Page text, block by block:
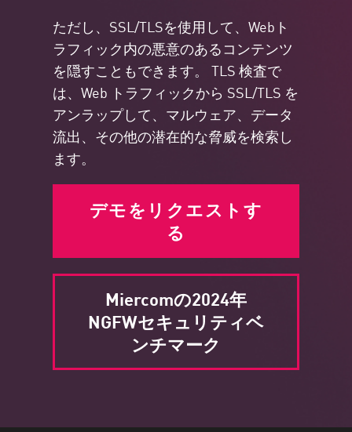
ただし、SSL/TLSを使用して、Webト
ラフィック内の悪意のあるコンテンツ
を隠すこともできます。 TLS 検査で
は、Web トラフィックから SSL/TLS を
アンラップして、マルウェア、データ
流出、その他の潜在的な脅威を検索し
ます。
デモをリクエストす
る
Miercomの2024年
NGFWセキュリティベ
ンチマーク